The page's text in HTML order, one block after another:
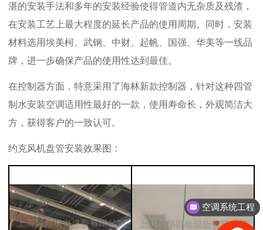
湛的安装手法和多年的安装经验使得管道内无杂质及残渣，
在安装工艺上最大程度的延长产品的使用周期。同时，安装
材料选用埃美柯、武钢、中财、起帆、国强、华美等一线品
牌，进一步确保产品的使用性达到最佳。
在控制器方面，特意采用了海林新款控制器，针对这种四管
制水安装空调适用性最好的一款，使用寿命长，外观简洁大
方，获得客户的一致认可。
约克风机盘管安装效果图：
空调系统工程